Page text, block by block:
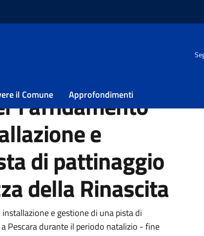
il Comune Approfondimenti
e gestione di una pista di pattinaggio su ghiaccio
l’affidamento
e
di pattinaggio
della Rinascita
e gestione di una pista di
Pescara durante il periodo natalizio - fine